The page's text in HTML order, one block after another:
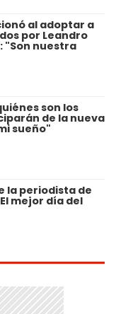
al adoptar a
por Leandro
"Son nuestra
son los
de la nueva
sueño"
la periodista de
mejor día del